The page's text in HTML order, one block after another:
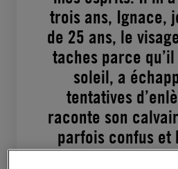
trois ans, Ignace,
de 25 ans, le
taches parce qu’il
soleil, a
tentatives
raconte son
parfois confus et
l’abri de la